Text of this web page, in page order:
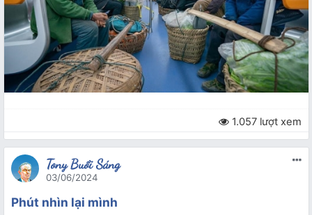
1.057 lượt xem
Tony Buổi Sáng
03/06/2024
Phút nhìn lại mình